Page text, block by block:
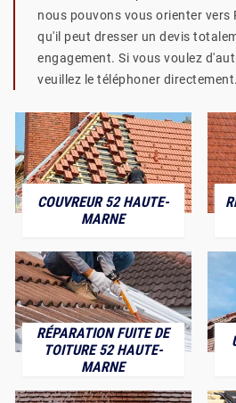
nous pouvons vous orienter vers
qu'il peut dresser un devis
engagement. Si vous voulez
veuillez le téléphoner directement.
COUVREUR 52 HAUTE-
MARNE
RÉPARATION FUITE DE
TOITURE 52 HAUTE-
MARNE